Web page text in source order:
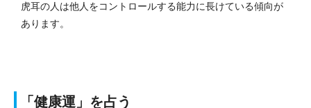
虎耳の人は他人をコントロールする能力に長けている傾向が
あります。
「健康運」を占う